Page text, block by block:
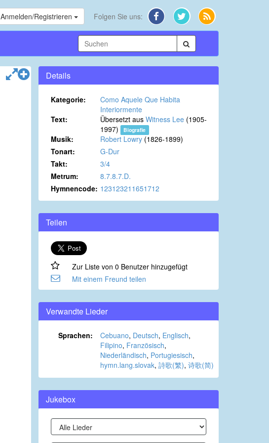
Anmelden/Registrieren Folgen Sie uns:
Details
Kategorie:
Como Aquele Que Habita
Interiormente
Text:
Übersetzt aus Witness Lee (1905-
1997)
Biografie
Musik: Robert Lowry (1826-1899)
Tonart:
G-Dur
Takt:
3/4
Metrum:
8.7.8.7.D.
Hymnencode: 123123211651712
Teilen
Zur Liste von 0 Benutzer hinzugefügt
Mit einem Freund teilen
Verwandte Lieder
Sprachen: Cebuano, Deutsch, Englisch,
Filipino, Französisch,
Niederländisch, Portugiesisch,
hymn.lang.slovak, 詩歌(繁), 诗歌(简)
Jukebox